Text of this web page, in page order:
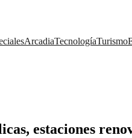
ArcadiaTecnologíaTurismo
estaciones